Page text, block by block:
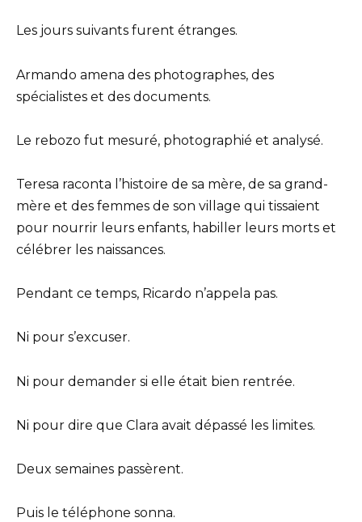
Les jours suivants furent étranges.
Armando amena des photographes, des
spécialistes et des documents.
Le rebozo fut mesuré, photographié et analysé.
Teresa raconta l’histoire de sa mère, de sa grand-
mère et des femmes de son village qui tissaient
pour nourrir leurs enfants, habiller leurs morts et
célébrer les naissances.
Pendant ce temps, Ricardo n’appela pas.
Ni pour s’excuser.
Ni pour demander si elle était bien rentrée.
Ni pour dire que Clara avait dépassé les limites.
Deux semaines passèrent.
Puis le téléphone sonna.